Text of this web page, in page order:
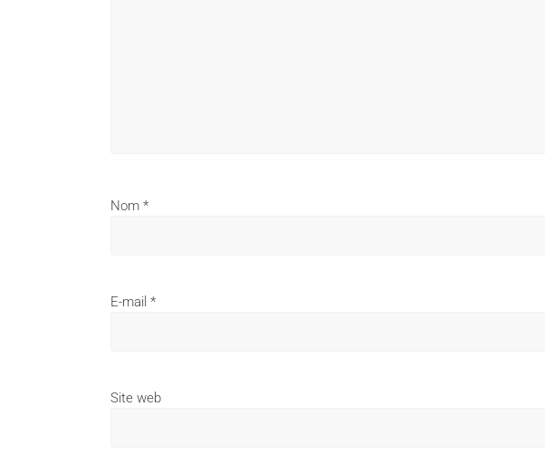
Nom *
E-mail *
Site web